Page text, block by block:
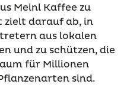
Meinl Kaffee zu
zielt darauf ab, in
aus lokalen
und zu schützen, die
für Millionen
sind.